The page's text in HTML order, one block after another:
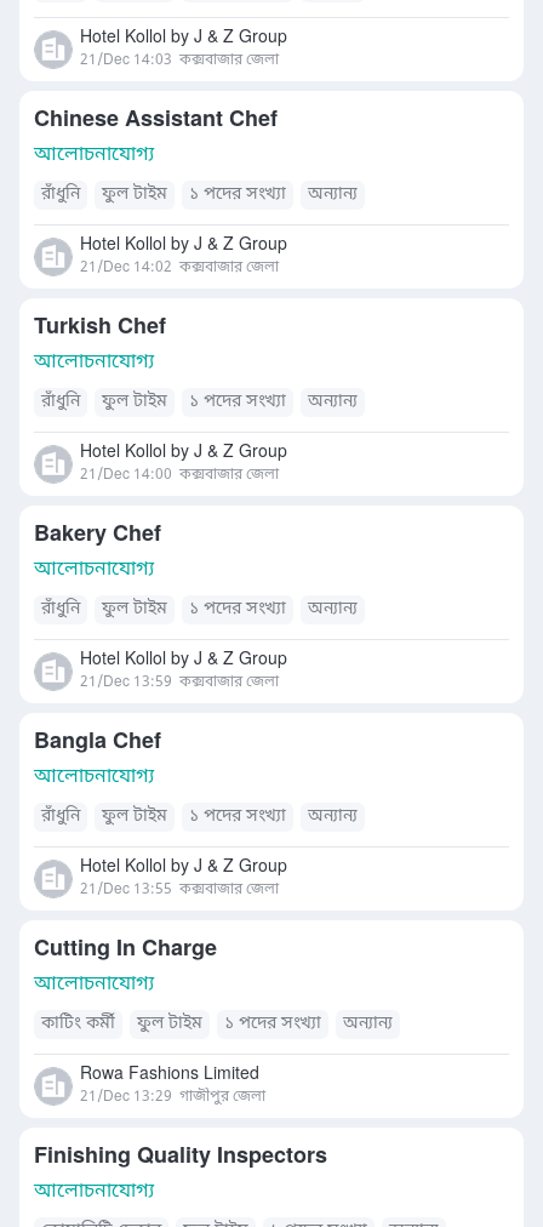
Hotel Kollol by J & Z Group
21/Dec 14:03 কক্সবাজার জেলা
Chinese Assistant Chef
আলোচনাযোগ্য
রাঁধুনি ফুল টাইম ১ পদের সংখ্যা অন্যান্য
Hotel Kollol by J & Z Group
21/Dec 14:02 কক্সবাজার জেলা
Turkish Chef
আলোচনাযোগ্য
রাঁধুনি ফুল টাইম ১ পদের সংখ্যা অন্যান্য
Hotel Kollol by J & Z Group
21/Dec 14:00 কক্সবাজার জেলা
Bakery Chef
আলোচনাযোগ্য
রাঁধুনি ফুল টাইম ১ পদের সংখ্যা অন্যান্য
Hotel Kollol by J & Z Group
21/Dec 13:59 কক্সবাজার জেলা
Bangla Chef
আলোচনাযোগ্য
রাঁধুনি ফুল টাইম ১ পদের সংখ্যা অন্যান্য
Hotel Kollol by J & Z Group
21/Dec 13:55 কক্সবাজার জেলা
Cutting In Charge
আলোচনাযোগ্য
কাটিং কর্মী ফুল টাইম ১ পদের সংখ্যা অন্যান্য
Rowa Fashions Limited
21/Dec 13:29 গাজীপুর জেলা
Finishing Quality Inspectors
আলোচনাযোগ্য